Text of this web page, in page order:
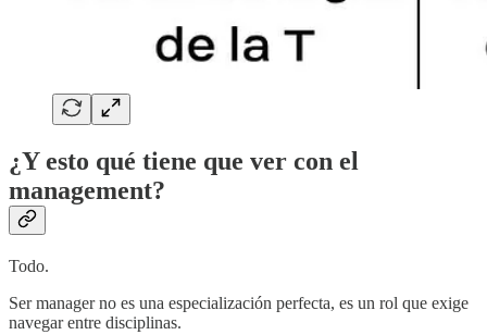
¿Y esto qué tiene que ver con el
management?
Todo.
Ser manager no es una especialización perfecta, es un rol que exige
navegar entre disciplinas.